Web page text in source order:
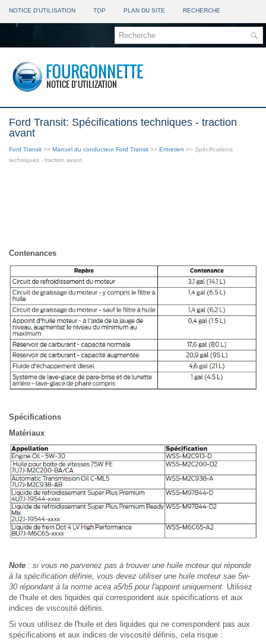
NOTICE D'UTILISATION TOP PLAN DU SITE RECHERCHE
Ford Transit: Spécifications techniques - traction
avant
Ford Transit >> Manuel du conducteur Ford Transit >> Entretien >> Spécifications
techniques - traction avant
Contenances
Spécifications
Matériaux
Note : si vous ne parvenez pas à trouver une huile moteur qui réponde
à la spécification définie, vous devez utiliser une huile moteur sae 5w-
30 répondant à la norme acea a5/b5 pour l'appoint uniquement. Utilisez
de l'huile et des liquides qui correspondent aux spécifications et aux
indices de viscosité définis.
Si vous utilisez de l'huile et des liquides qui ne correspondent pas aux
spécifications et aux indices de viscosité définis, cela risque :